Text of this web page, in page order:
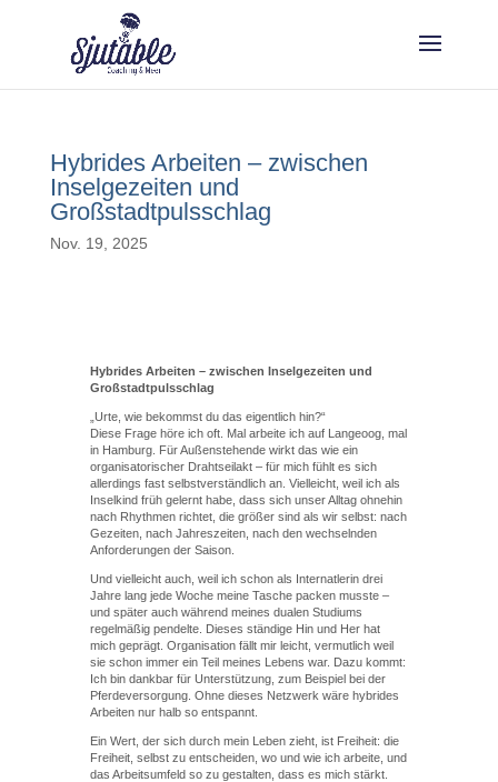
Hybrides Arbeiten – zwischen
Inselgezeiten und
Großstadtpulsschlag
Nov. 19, 2025
Hybrides Arbeiten – zwischen Inselgezeiten und
Großstadtpulsschlag
„Urte, wie bekommst du das eigentlich hin?“
Diese Frage höre ich oft. Mal arbeite ich auf Langeoog, mal
in Hamburg. Für Außenstehende wirkt das wie ein
organisatorischer Drahtseilakt – für mich fühlt es sich
allerdings fast selbstverständlich an. Vielleicht, weil ich als
Inselkind früh gelernt habe, dass sich unser Alltag ohnehin
nach Rhythmen richtet, die größer sind als wir selbst: nach
Gezeiten, nach Jahreszeiten, nach den wechselnden
Anforderungen der Saison.
Und vielleicht auch, weil ich schon als Internatlerin drei
Jahre lang jede Woche meine Tasche packen musste –
und später auch während meines dualen Studiums
regelmäßig pendelte. Dieses ständige Hin und Her hat
mich geprägt. Organisation fällt mir leicht, vermutlich weil
sie schon immer ein Teil meines Lebens war. Dazu kommt:
Ich bin dankbar für Unterstützung, zum Beispiel bei der
Pferdeversorgung. Ohne dieses Netzwerk wäre hybrides
Arbeiten nur halb so entspannt.
Ein Wert, der sich durch mein Leben zieht, ist Freiheit: die
Freiheit, selbst zu entscheiden, wo und wie ich arbeite, und
das Arbeitsumfeld so zu gestalten, dass es mich stärkt.